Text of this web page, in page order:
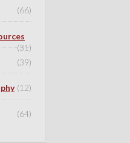
(66)
(31)
(39)
(12)
(64)